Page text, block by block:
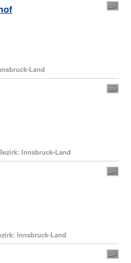
Land
Innsbruck-Land
Innsbruck-Land